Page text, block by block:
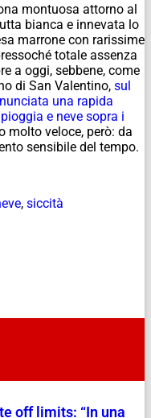
montuosa attorno al
bianca e innevata lo
marrone con rarissime
totale assenza
a oggi, sebbene, come
di San Valentino, sul
una rapida
e neve sopra i
molto veloce, però: da
sensibile del tempo.
, siccità
off limits: “In una